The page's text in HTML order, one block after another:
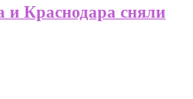
и Краснодара сняли